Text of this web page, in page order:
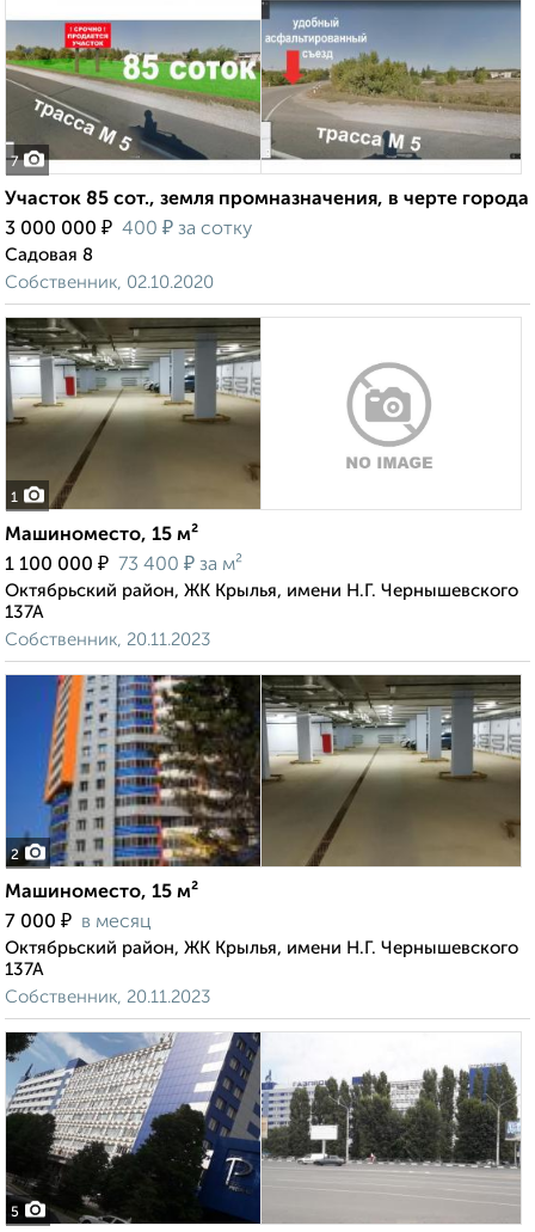
7
Участок 85 сот., земля промназначения, в черте города
3 000 000 ₽ 400 ₽ за сотку
Садовая 8
Собственник, 02.10.2020
1
Машиноместо, 15 м²
1 100 000 ₽ 73 400 ₽ за м²
Октябрьский район, ЖК Крылья, имени Н.Г. Чернышевского
137А
Собственник, 20.11.2023
2
Машиноместо, 15 м²
7 000 ₽ в месяц
Октябрьский район, ЖК Крылья, имени Н.Г. Чернышевского
137А
Собственник, 20.11.2023
5